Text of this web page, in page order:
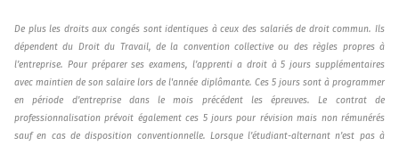
De plus les droits aux congés sont identiques à ceux des salariés de droit commun. Ils
dépendent du Droit du Travail, de la convention collective ou des règles propres à
l’entreprise. Pour préparer ses examens, l’apprenti a droit à 5 jours supplémentaires
avec maintien de son salaire lors de l'année diplômante. Ces 5 jours sont à programmer
en période d’entreprise dans le mois précédent les épreuves. Le contrat de
professionnalisation prévoit également ces 5 jours pour révision mais non rémunérés
sauf en cas de disposition conventionnelle. Lorsque l’étudiant-alternant n’est pas à